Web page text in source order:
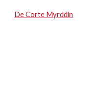
De Corte Myrddin